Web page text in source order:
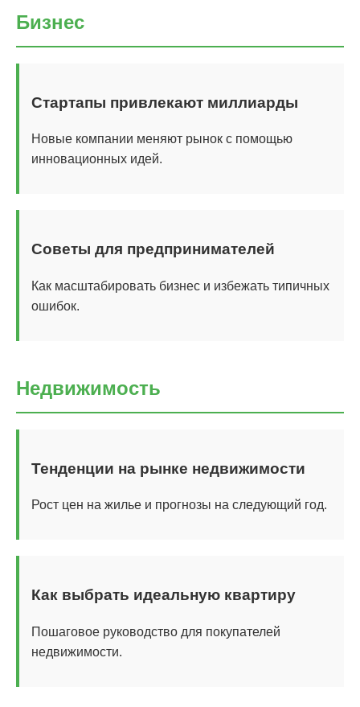
Бизнес
Стартапы привлекают миллиарды
Новые компании меняют рынок с помощью
инновационных идей.
Советы для предпринимателей
Как масштабировать бизнес и избежать типичных
ошибок.
Недвижимость
Тенденции на рынке недвижимости
Рост цен на жилье и прогнозы на следующий год.
Как выбрать идеальную квартиру
Пошаговое руководство для покупателей
недвижимости.